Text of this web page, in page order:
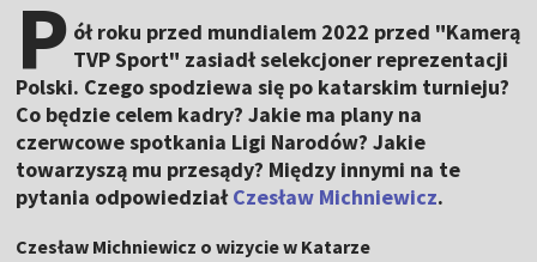
P ół roku przed mundialem 2022 przed "Kamerą
TVP Sport" zasiadł selekcjoner reprezentacji
Polski. Czego spodziewa się po katarskim turnieju?
Co będzie celem kadry? Jakie ma plany na
czerwcowe spotkania Ligi Narodów? Jakie
towarzyszą mu przesądy? Między innymi na te
pytania odpowiedziałCzesław Michniewicz.
Czesław Michniewicz o wizycie w Katarze